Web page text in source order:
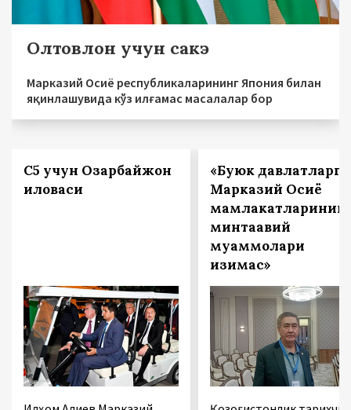
Олтовлон учун сакэ
Марказий Осиё республикаларининг Япония билан
яқинлашувида кўз илғамас масалалар бор
С5 учун Озарбайжон
иловаси
«Буюк давлатларга
Марказий Осиё
минтақавий
муаммолари
қизиқмас»